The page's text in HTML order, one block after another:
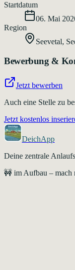
Startdatum
06. Mai
Region
Seevetal,
Bewerbung &
Jetzt bewerben
Auch eine Stelle zu
Jetzt kostenlos
DeichApp
Deine zentrale
🚧 im Aufbau – mach